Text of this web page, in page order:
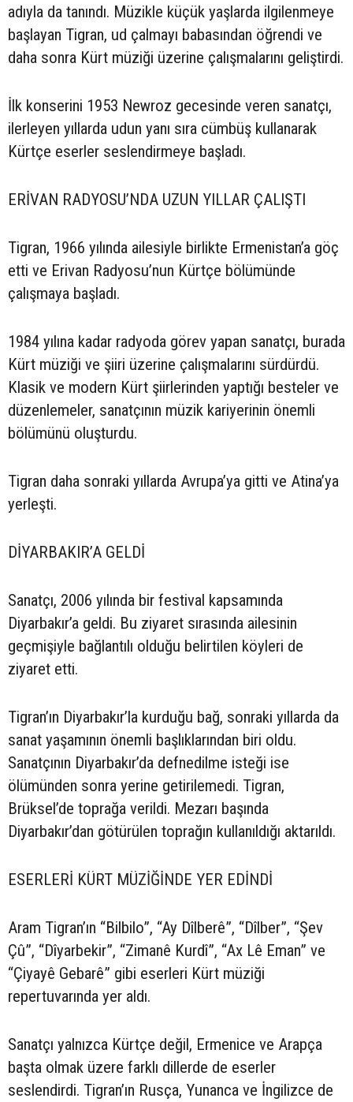
adıyla da tanındı. Müzikle küçük yaşlarda ilgilenmeye
başlayan Tigran, ud çalmayı babasından öğrendi ve
daha sonra Kürt müziği üzerine çalışmalarını geliştirdi.
İlk konserini 1953 Newroz gecesinde veren sanatçı,
ilerleyen yıllarda udun yanı sıra cümbüş kullanarak
Kürtçe eserler seslendirmeye başladı.
ERİVAN RADYOSU’NDA UZUN YILLAR ÇALIŞTI
Tigran, 1966 yılında ailesiyle birlikte Ermenistan’a göç
etti ve Erivan Radyosu’nun Kürtçe bölümünde
çalışmaya başladı.
1984 yılına kadar radyoda görev yapan sanatçı, burada
Kürt müziği ve şiiri üzerine çalışmalarını sürdürdü.
Klasik ve modern Kürt şiirlerinden yaptığı besteler ve
düzenlemeler, sanatçının müzik kariyerinin önemli
bölümünü oluşturdu.
Tigran daha sonraki yıllarda Avrupa’ya gitti ve Atina’ya
yerleşti.
DİYARBAKIR’A GELDİ
Sanatçı, 2006 yılında bir festival kapsamında
Diyarbakır’a geldi. Bu ziyaret sırasında ailesinin
geçmişiyle bağlantılı olduğu belirtilen köyleri de
ziyaret etti.
Tigran’ın Diyarbakır’la kurduğu bağ, sonraki yıllarda da
sanat yaşamının önemli başlıklarından biri oldu.
Sanatçının Diyarbakır’da defnedilme isteği ise
ölümünden sonra yerine getirilemedi. Tigran,
Brüksel’de toprağa verildi. Mezarı başında
Diyarbakır’dan götürülen toprağın kullanıldığı aktarıldı.
ESERLERİ KÜRT MÜZİĞİNDE YER EDİNDİ
Aram Tigran’ın “Bilbilo”, “Ay Dîlberê”, “Dîlber”, “Şev
Çû”, “Dîyarbekir”, “Zimanê Kurdî”, “Ax Lê Eman” ve
“Çiyayê Gebarê” gibi eserleri Kürt müziği
repertuvarında yer aldı.
Sanatçı yalnızca Kürtçe değil, Ermenice ve Arapça
başta olmak üzere farklı dillerde de eserler
seslendirdi. Tigran’ın Rusça, Yunanca ve İngilizce de